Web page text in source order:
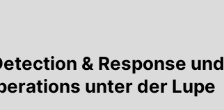
& Response und
unter der Lupe